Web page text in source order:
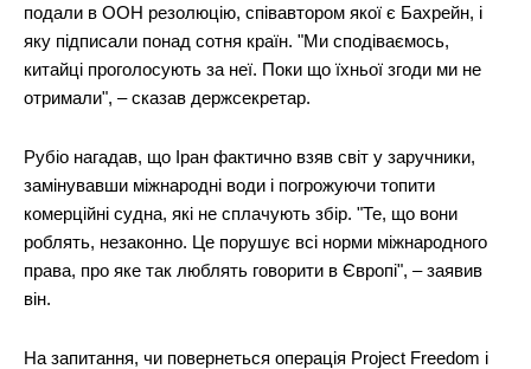
подали в ООН резолюцію, співавтором якої є Бахрейн, і
яку підписали понад сотня країн. "Ми сподіваємось,
китайці проголосують за неї. Поки що їхньої згоди ми не
отримали", – сказав держсекретар.
Рубіо нагадав, що Іран фактично взяв світ у заручники,
замінувавши міжнародні води і погрожуючи топити
комерційні судна, які не сплачують збір. "Те, що вони
роблять, незаконно. Це порушує всі норми міжнародного
права, про яке так люблять говорити в Європі", – заявив
він.
На запитання, чи повернеться операція Project Freedom і